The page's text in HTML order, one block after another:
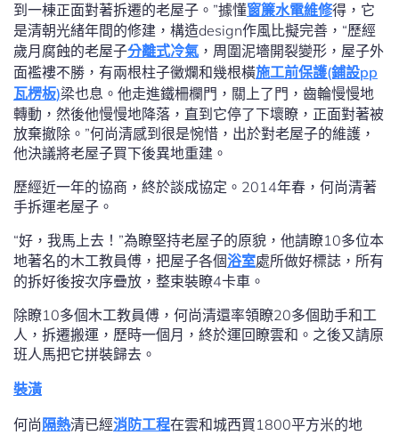
到一棟正面對著拆遷的老屋子。”據懂窗簾水電維修得，它
是清朝光緒年間的修建，構造design作風比擬完善，“歷經
歲月腐蝕的老屋子分離式冷氣 ，周圍泥墻開裂變形，屋子外
面襤褸不勝，有兩根柱子黴爛和幾根橫施工前保護(鋪設pp
瓦楞板)梁也息。他走進鐵柵欄門，關上了門，齒輪慢慢地
轉動，然後他慢慢地降落，直到它停了下壞瞭，正面對著被
放棄撤除。”何尚清感到很是惋惜，出於對老屋子的維護，
他決議將老屋子買下後異地重建。
歷經近一年的協商，終於談成協定。2014年春，何尚清著
手拆運老屋子。
“好，我馬上去！”為瞭堅持老屋子的原貌，他請瞭10多位本
地著名的木工教員傅，把屋子各個浴室處所做好標誌，所有
的拆好後按次序疊放，整束裝瞭4卡車。
除瞭10多個木工教員傅，何尚清還率領瞭20多個助手和工
人，拆遷搬運，歷時一個月，終於運回瞭雲和。之後又請原
班人馬把它拼裝歸去。
裝潢
何尚 隔熱清已經消防工程在雲和城西買1800平方米的地